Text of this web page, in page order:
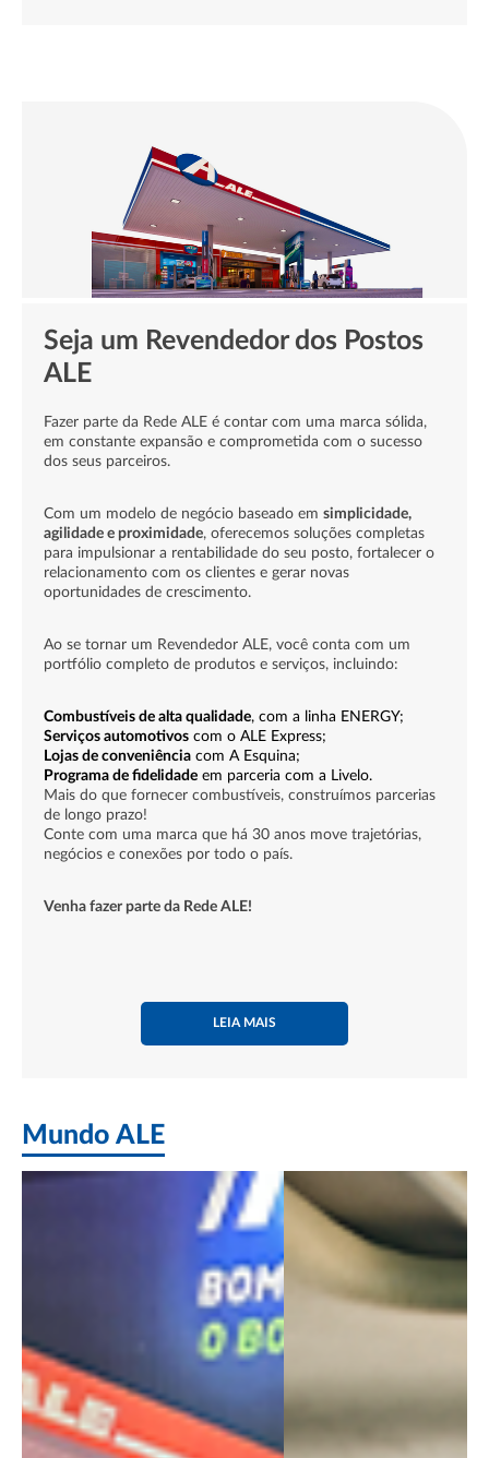
Seja um Revendedor dos Postos
ALE
Fazer parte da Rede ALE é contar com uma marca sólida,
em constante expansão e comprometida com o sucesso
dos seus parceiros.
Com um modelo de negócio baseado em simplicidade,
agilidade e proximidade, oferecemos soluções completas
para impulsionar a rentabilidade do seu posto, fortalecer o
relacionamento com os clientes e gerar novas
oportunidades de crescimento.
Ao se tornar um Revendedor ALE, você conta com um
portfólio completo de produtos e serviços, incluindo:
Combustíveis de alta qualidade, com a linha ENERGY;
Serviços automotivos com o ALE Express;
Lojas de conveniência com A Esquina;
Programa de fidelidade em parceria com a Livelo.
Mais do que fornecer combustíveis, construímos parcerias
de longo prazo!
Conte com uma marca que há 30 anos move trajetórias,
negócios e conexões por todo o país.
Venha fazer parte da Rede ALE!
LEIA MAIS
Mundo ALE